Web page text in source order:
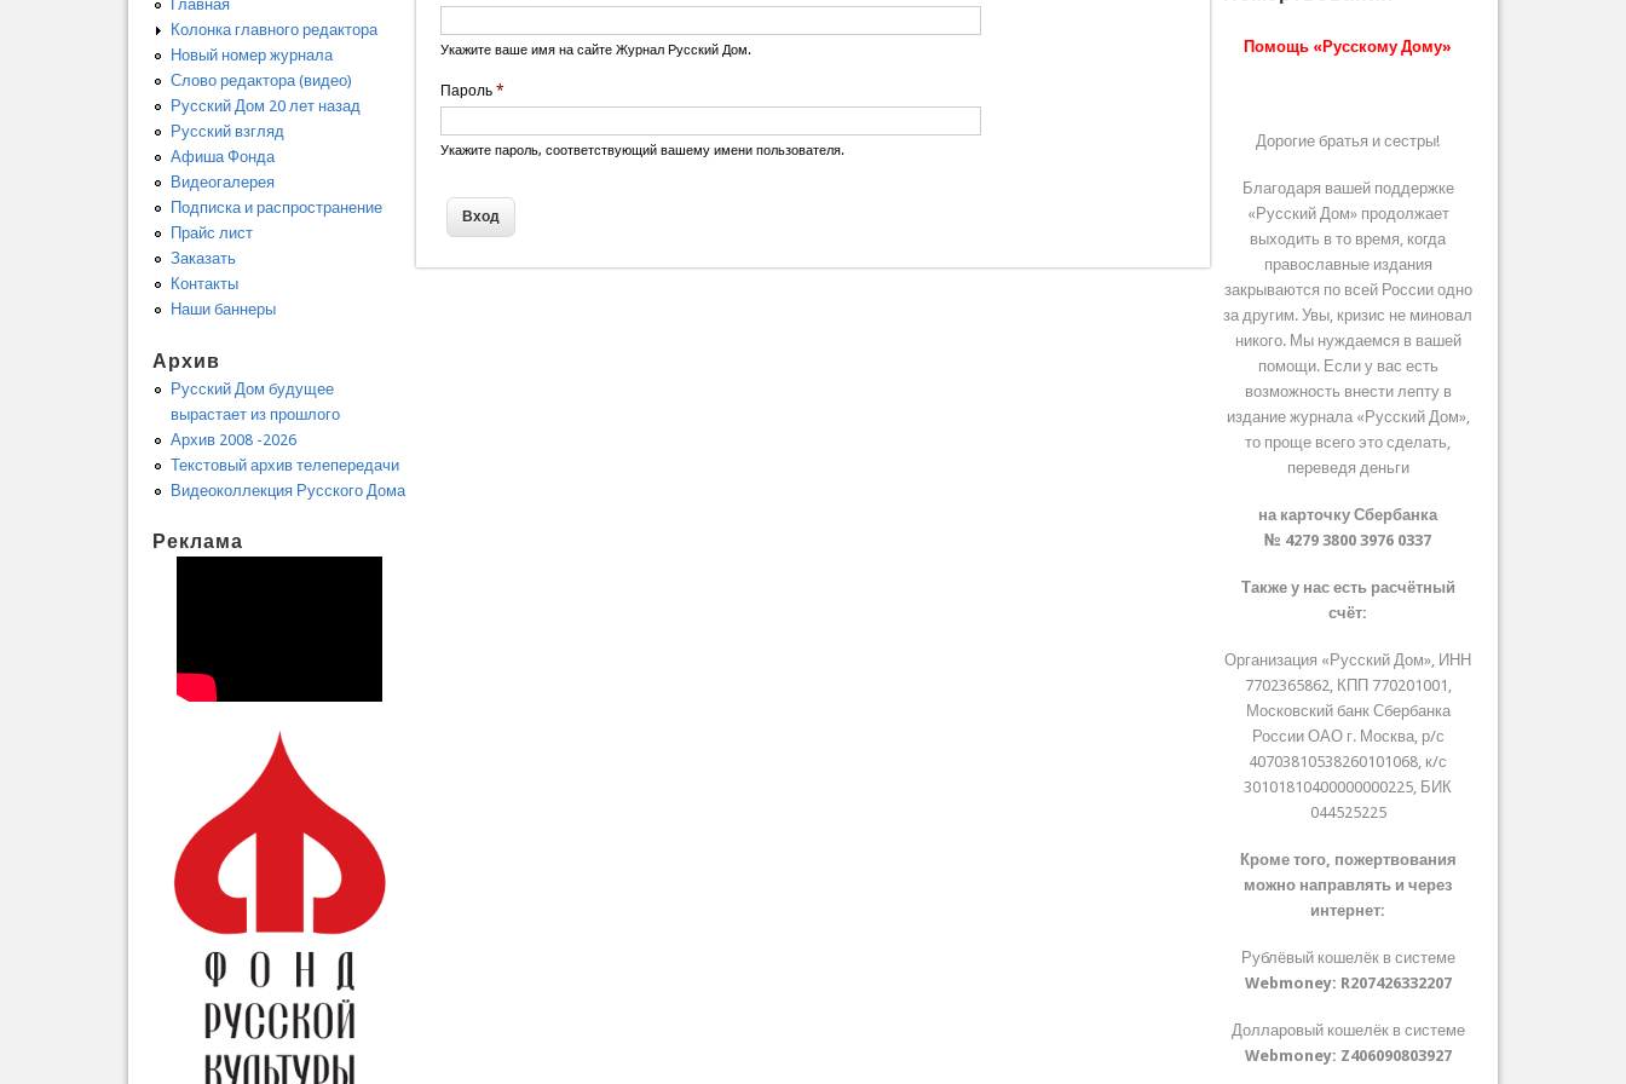
Укажите ваше имя на сайте Журнал Русский Дом.
Пароль*
Укажите пароль, соответствующий вашему имени пользователя.
Главная
Колонка главного редактора
Новый номер журнала
Слово редактора (видео)
Русский Дом 20 лет назад
Русский взгляд
Афиша Фонда
Видеогалерея
Подписка и распространение
Прайс лист
Заказать
Контакты
Наши баннеры
Архив
Русский Дом будущее
вырастает из прошлого
Архив 2008 -2026
Текстовый архив телепередачи
Видеоколлекция Русского Дома
Реклама
Помощь «Русскому Дому»
Дорогие братья и сестры!
Благодаря вашей поддержке
«Русский Дом» продолжает
выходить в то время, когда
православные издания
закрываются по всей России одно
за другим. Увы, кризис не миновал
никого. Мы нуждаемся в вашей
помощи. Если у вас есть
возможность внести лепту в
издание журнала «Русский Дом»,
то проще всего это сделать,
переведя деньги
на карточку Сбербанка
№ 4279 3800 3976 0337
Также у нас есть расчётный
счёт:
Организация «Русский Дом», ИНН
7702365862, КПП 770201001,
Московский банк Сбербанка
России ОАО г. Москва, р/с
40703810538260101068, к/с
30101810400000000225, БИК
044525225
Кроме того, пожертвования
можно направлять и через
интернет:
Рублёвый кошелёк в системе
Webmoney: R207426332207
Долларовый кошелёк в системе
Webmoney: Z406090803927